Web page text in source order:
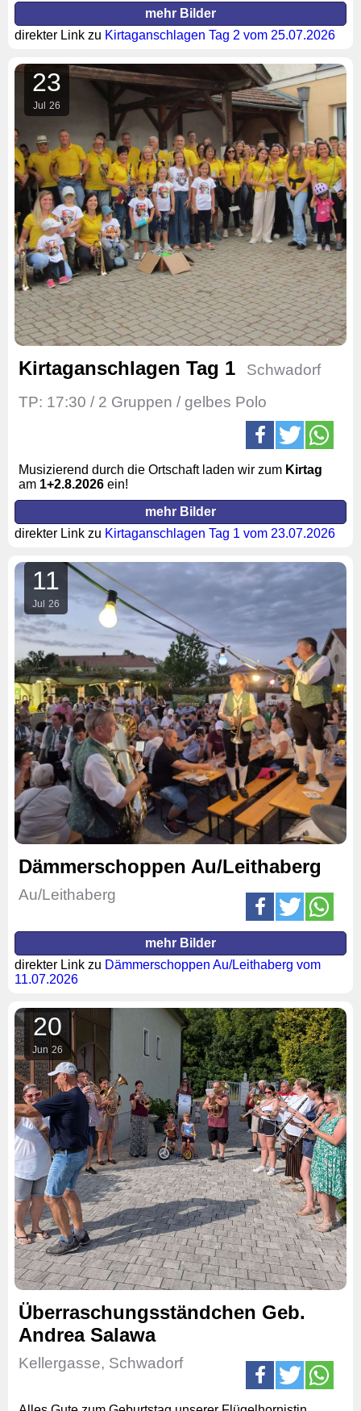
mehr Bilder
direkter Link zu Kirtaganschlagen Tag 2 vom 25.07.2026
23
Jul 26
Kirtaganschlagen Tag 1
Schwadorf
TP: 17:30 / 2 Gruppen / gelbes Polo
Musizierend durch die Ortschaft laden wir zum Kirtag
am 1+2.8.2026 ein!
mehr Bilder
direkter Link zu Kirtaganschlagen Tag 1 vom 23.07.2026
11
Jul 26
Dämmerschoppen Au/Leithaberg
Au/Leithaberg
mehr Bilder
direkter Link zu Dämmerschoppen Au/Leithaberg vom
11.07.2026
20
Jun 26
Überraschungsständchen Geb.
Andrea Salawa
Kellergasse, Schwadorf